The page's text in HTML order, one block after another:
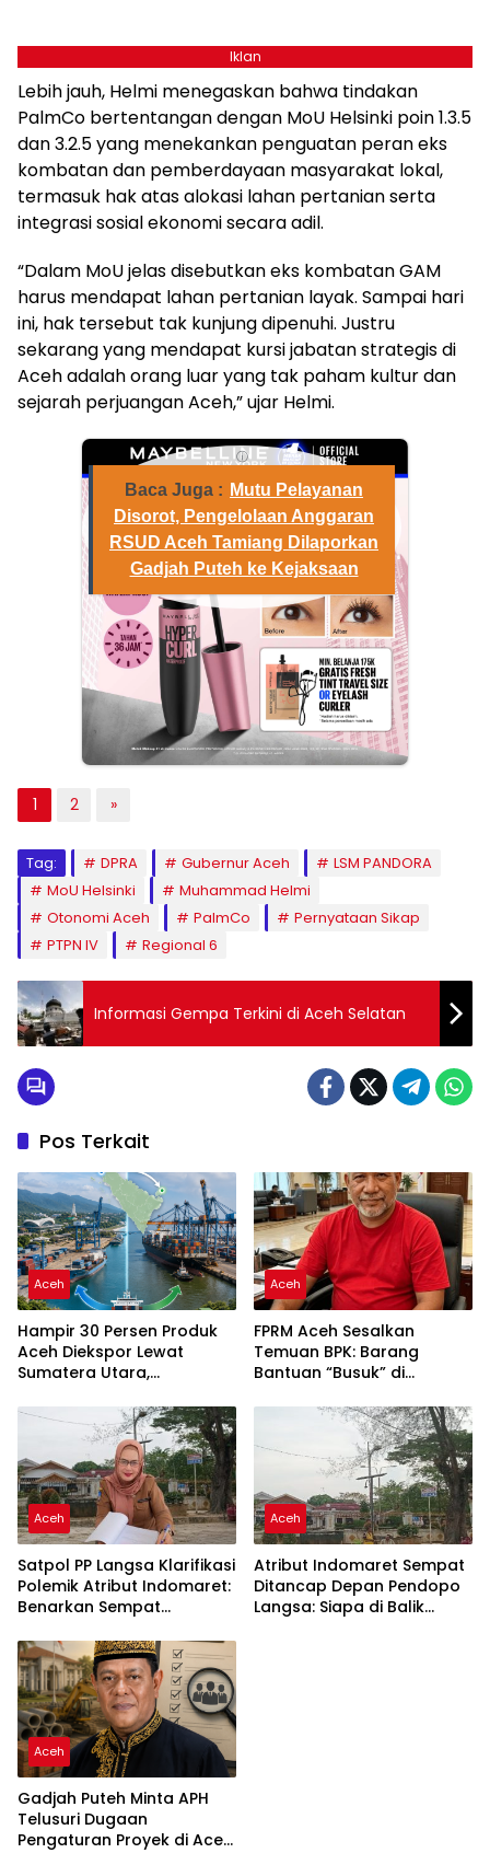
Iklan
Lebih jauh, Helmi menegaskan bahwa tindakan
PalmCo bertentangan dengan MoU Helsinki poin 1.3.5
dan 3.2.5 yang menekankan penguatan peran eks
kombatan dan pemberdayaan masyarakat lokal,
termasuk hak atas alokasi lahan pertanian serta
integrasi sosial ekonomi secara adil.
“Dalam MoU jelas disebutkan eks kombatan GAM
harus mendapat lahan pertanian layak. Sampai hari
ini, hak tersebut tak kunjung dipenuhi. Justru
sekarang yang mendapat kursi jabatan strategis di
Aceh adalah orang luar yang tak paham kultur dan
sejarah perjuangan Aceh,” ujar Helmi.
ⓘ
Baca Juga : Mutu Pelayanan
Disorot, Pengelolaan Anggaran
RSUD Aceh Tamiang Dilaporkan
Gadjah Puteh ke Kejaksaan
1 2 »
Tag: DPRA Gubernur Aceh
LSM PANDORA
MoU Helsinki
Muhammad Helmi
Otonomi Aceh
PalmCo
Pernyataan Sikap
PTPN IV
Regional 6
Informasi Gempa Terkini di Aceh Selatan
Pos Terkait
Aceh
Hampir 30 Persen Produk
Aceh Diekspor Lewat
Sumatera Utara,
Jadi Jalur Utama
Aceh
FPRM Aceh Sesalkan
Temuan BPK: Barang
Bantuan “Busuk” di
Langsa Akibat Tidak
Aceh
Satpol PP Langsa Klarifikasi
Polemik Atribut Indomaret:
Benarkan Sempat
Pendopo, Kini Sudah
Ditertibkan
Aceh
Atribut Indomaret Sempat
Ditancap Depan Pendopo
Langsa: Siapa di Balik
Aceh
Gadjah Puteh Minta APH
Telusuri Dugaan
Pengaturan Proyek di Aceh